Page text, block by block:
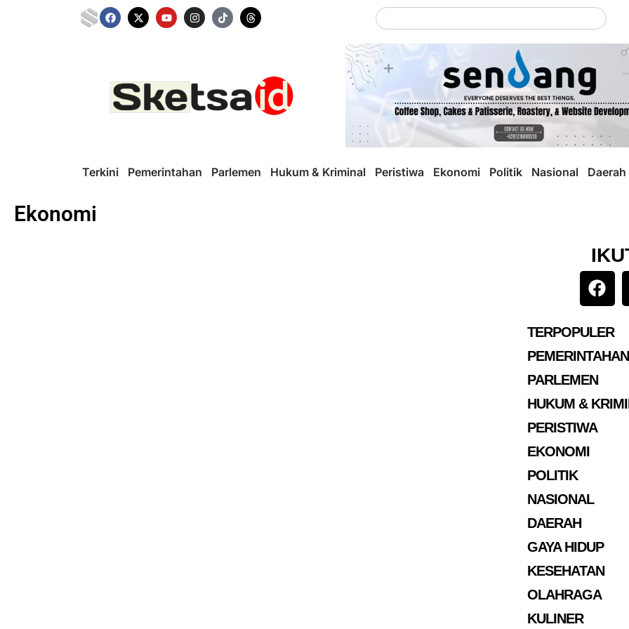
Terkini Pemerintahan Parlemen Hukum & Kriminal Peristiwa Ekonomi Politik Nasional Daerah
Ekonomi
TERPOPULER
PEMERINTAHAN
PARLEMEN
HUKUM &
PERISTIWA
EKONOMI
POLITIK
NASIONAL
DAERAH
GAYA HIDUP
KESEHATAN
OLAHRAGA
KULINER